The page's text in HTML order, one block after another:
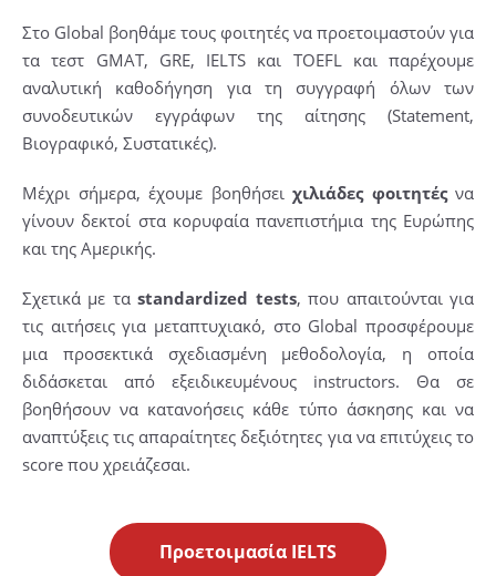
Στο Global βοηθάμε τους φοιτητές να προετοιμαστούν για
τα τεστ GMAT, GRE, IELTS και TOEFL και παρέχουμε
αναλυτική καθοδήγηση για τη συγγραφή όλων των
συνοδευτικών εγγράφων της αίτησης (Statement,
Βιογραφικό, Συστατικές).
Μέχρι σήμερα, έχουμε βοηθήσει χιλιάδες φοιτητέςνα
γίνουν δεκτοί στα κορυφαία πανεπιστήμια της Ευρώπης
και της Αμερικής.
Σχετικά με ταstandardized tests, που απαιτούνται για
τις αιτήσεις για μεταπτυχιακό, στο Global προσφέρουμε
μια προσεκτικά σχεδιασμένη μεθοδολογία, η οποία
διδάσκεται από εξειδικευμένους instructors. Θα σε
βοηθήσουν να κατανοήσεις κάθε τύπο άσκησης και να
αναπτύξεις τις απαραίτητες δεξιότητες για να επιτύχεις το
score που χρειάζεσαι.
Προετοιμασία IELTS